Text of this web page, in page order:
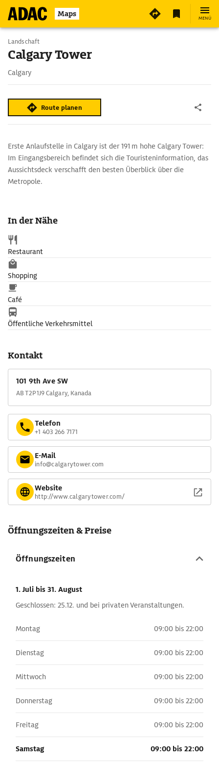
Maps MENÜ
Landschaft
Calgary Tower
Calgary
Route planen
Erste Anlaufstelle in Calgary ist der 191 m hohe Calgary Tower:
Im Eingangsbereich befindet sich die Touristeninformation, das
Aussichtsdeck verschafft den besten Überblick über die
Metropole.
In der Nähe
Restaurant
Shopping
Café
Öffentliche Verkehrsmittel
Kontakt
101 9th Ave SW
AB T2P 1J9 Calgary, Kanada
Telefon
+1 403 266 7171
E-Mail
info@calgarytower.com
Website
http://www.calgarytower.com/
Öffnungszeiten & Preise
Öffnungszeiten
1. Juli bis 31. August
Geschlossen: 25.12. und bei privaten Veranstaltungen.
Montag 09:00 bis 22:00
Dienstag 09:00 bis 22:00
Mittwoch 09:00 bis 22:00
Donnerstag 09:00 bis 22:00
Freitag 09:00 bis 22:00
Samstag 09:00 bis 22:00